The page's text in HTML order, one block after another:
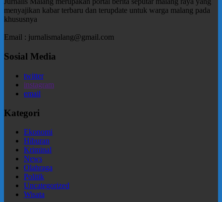
menyajikan kabar terbaru dan terupdate untuk warga malang pada
khususnya
Email : jurnalismalang@gmail.com
Sosial Media
twitter
instagram
email
Kategori
Ekonomi
Hiburan
Kriminal
News
Olahraga
Politik
Uncategorized
Wisata